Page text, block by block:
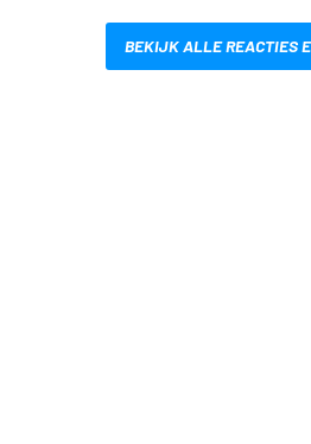
BEKIJK ALLE REACTIES